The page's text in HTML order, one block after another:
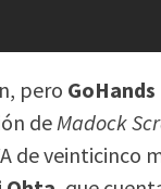
pero GoHands
deMadock
de veinticinco